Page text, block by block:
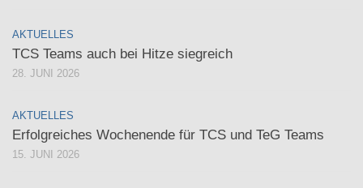
AKTUELLES
TCS Teams auch bei Hitze siegreich
28. JUNI 2026
AKTUELLES
Erfolgreiches Wochenende für TCS und TeG Teams
15. JUNI 2026